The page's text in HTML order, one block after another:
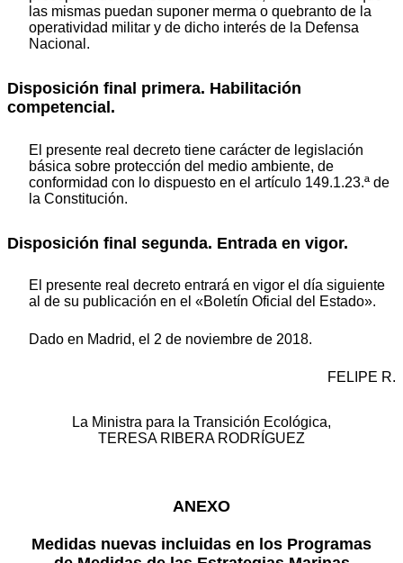
las mismas puedan suponer merma o quebranto de la
operatividad militar y de dicho interés de la Defensa
Nacional.
Disposición final primera. Habilitación
competencial.
El presente real decreto tiene carácter de legislación
básica sobre protección del medio ambiente, de
conformidad con lo dispuesto en el artículo 149.1.23.ª de
la Constitución.
Disposición final segunda. Entrada en vigor.
El presente real decreto entrará en vigor el día siguiente
al de su publicación en el «Boletín Oficial del Estado».
Dado en Madrid, el 2 de noviembre de 2018.
FELIPE R.
La Ministra para la Transición Ecológica,
TERESA RIBERA RODRÍGUEZ
ANEXO
Medidas nuevas incluidas en los Programas